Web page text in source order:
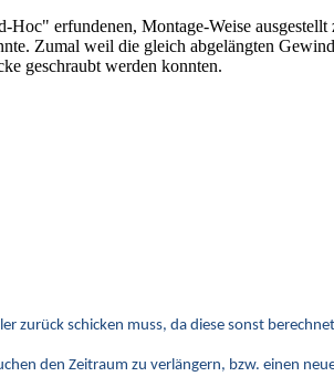
erfundenen, Montage-Weise
Zumal weil die gleich abgelängten
geschraubt werden konnten.
zurück schicken muss, da diese sonst
den Zeitraum zu verlängern, bzw. einen